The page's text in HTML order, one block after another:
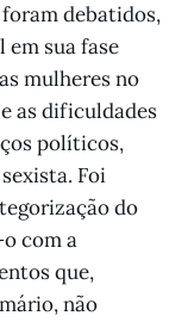
debatidos,
sua fase
mulheres no
as dificuldades
políticos,
Foi
do
com a
que,
não